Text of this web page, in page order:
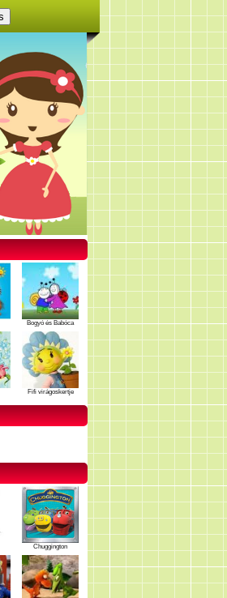
Bogyó és Babóca
Fifi virágoskertje
Chuggington